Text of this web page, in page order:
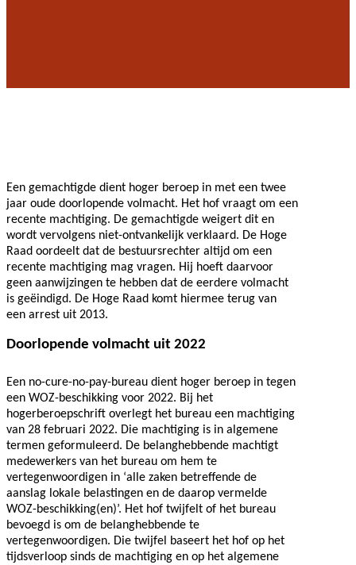
Een gemachtigde dient hoger beroep in met een twee
jaar oude doorlopende volmacht. Het hof vraagt om een
recente machtiging. De gemachtigde weigert dit en
wordt vervolgens niet-ontvankelijk verklaard. De Hoge
Raad oordeelt dat de bestuursrechter altijd om een
recente machtiging mag vragen. Hij hoeft daarvoor
geen aanwijzingen te hebben dat de eerdere volmacht
is geëindigd. De Hoge Raad komt hiermee terug van
een arrest uit 2013.
Doorlopende volmacht uit 2022
Een no-cure-no-pay-bureau dient hoger beroep in tegen
een WOZ-beschikking voor 2022. Bij het
hogerberoepschrift overlegt het bureau een machtiging
van 28 februari 2022. Die machtiging is in algemene
termen geformuleerd. De belanghebbende machtigt
medewerkers van het bureau om hem te
vertegenwoordigen in ‘alle zaken betreffende de
aanslag lokale belastingen en de daarop vermelde
WOZ-beschikking(en)’. Het hof twijfelt of het bureau
bevoegd is om de belanghebbende te
vertegenwoordigen. Die twijfel baseert het hof op het
tijdsverloop sinds de machtiging en op het algemene